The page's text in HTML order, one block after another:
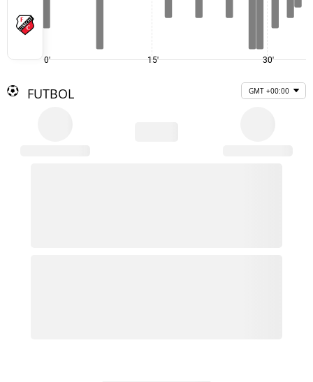
0' 15' 30'
FUTBOL GMT +00:00